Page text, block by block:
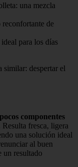
una mezcla
reconfortante de
para los días
similar: despertar el
pocos componentes
Resulta fresca, ligera
una solución ideal
al buen
un resultado